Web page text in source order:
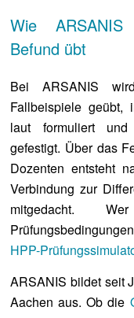
Wie ARSANIS
Befund übt
Bei ARSANIS
Fallbeispiele geübt,
laut formuliert und
gefestigt. Über das
Dozenten entsteht
Verbindung zur
mitgedacht.
HPP-
ARSANIS bildet seit
Aachen aus. Ob die